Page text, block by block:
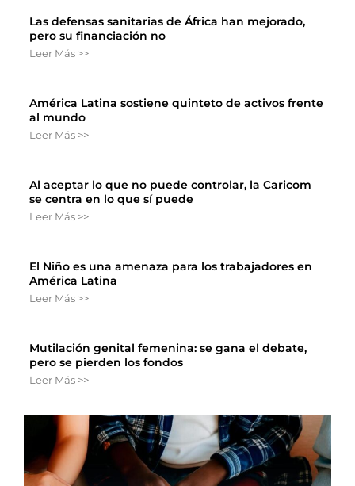
Las defensas sanitarias de África han mejorado,
pero su financiación no
Leer Más >>
América Latina sostiene quinteto de activos frente
al mundo
Leer Más >>
Al aceptar lo que no puede controlar, la Caricom
se centra en lo que sí puede
Leer Más >>
El Niño es una amenaza para los trabajadores en
América Latina
Leer Más >>
Mutilación genital femenina: se gana el debate,
pero se pierden los fondos
Leer Más >>